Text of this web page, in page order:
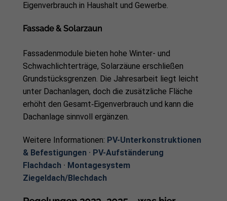
Eigenverbrauch in Haushalt und Gewerbe.
Fassade & Solarzaun
Fassadenmodule bieten hohe Winter- und
Schwachlichterträge, Solarzäune erschließen
Grundstücksgrenzen. Die Jahresarbeit liegt leicht
unter Dachanlagen, doch die zusätzliche Fläche
erhöht den Gesamt‑Eigenverbrauch und kann die
Dachanlage sinnvoll ergänzen.
Weitere Informationen: PV-Unterkonstruktionen
& Befestigungen · PV-Aufständerung
Flachdach · Montagesystem
Ziegeldach/Blechdach